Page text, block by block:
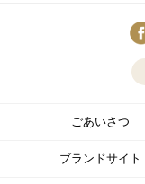
ごあいさつ
ブランドサイト